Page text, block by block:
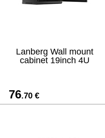
Lanberg Wall mount
cabinet 19inch 4U
76.70 €